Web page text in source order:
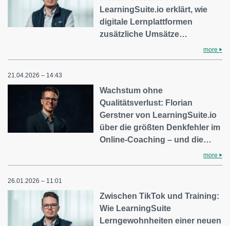
LearningSuite.io erklärt, wie
digitale Lernplattformen
zusätzliche Umsätze…
more
21.04.2026 – 14:43
Wachstum ohne
Qualitätsverlust: Florian
Gerstner von LearningSuite.io
über die größten Denkfehler im
Online-Coaching – und die…
more
26.01.2026 – 11:01
Zwischen TikTok und Training:
Wie LearningSuite
Lerngewohnheiten einer neuen